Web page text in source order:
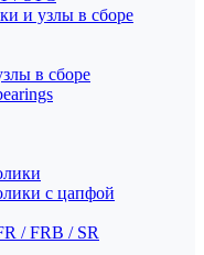
и узлы в сборе
в сборе
с цапфой
/ FRB / SR